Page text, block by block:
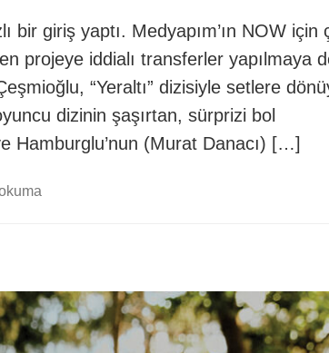
bir giriş yaptı. Medyapım’ın NOW için
projeye iddialı transferler yapılmaya
“Yeraltı” dizisiyle setlere
dizinin şaşırtan, sürprizi bol
Hamburglu’nun (Murat Danacı) […]